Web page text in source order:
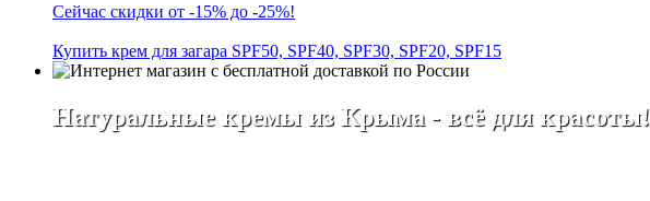
Сейчас скидки от -15% до -25%!
Купить крем для загара SPF50, SPF40, SPF30, SPF20, SPF15
Натуральные кремы из Крыма - всё для красоты!